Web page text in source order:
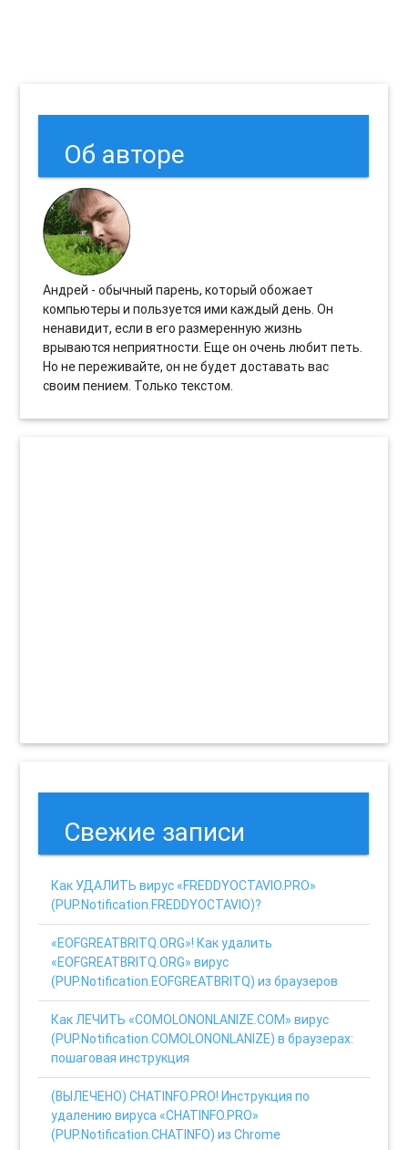
Об авторе
Андрей - обычный парень, который обожает
компьютеры и пользуется ими каждый день. Он
ненавидит, если в его размеренную жизнь
врываются неприятности. Еще он очень любит петь.
Но не переживайте, он не будет доставать вас
своим пением. Только текстом.
Свежие записи
Как УДАЛИТЬ вирус «FREDDYOCTAVIO.PRO»
(PUP.Notification.FREDDYOCTAVIO)?
«EOFGREATBRITQ.ORG»! Как удалить
«EOFGREATBRITQ.ORG» вирус
(PUP.Notification.EOFGREATBRITQ) из браузеров
Как ЛЕЧИТЬ «COMOLONONLANIZE.COM» вирус
(PUP.Notification.COMOLONONLANIZE) в браузерах:
пошаговая инструкция
(ВЫЛЕЧЕНО) CHATINFO.PRO! Инструкция по
удалению вируса «CHATINFO.PRO»
(PUP.Notification.CHATINFO) из Chrome